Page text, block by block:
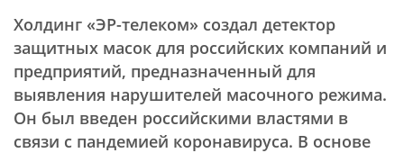
Холдинг «ЭР-телеком» создал детектор
защитных масок для российских компаний и
предприятий, предназначенный для
выявления нарушителей масочного режима.
Он был введен российскими властями в
связи с пандемией коронавируса. В основе